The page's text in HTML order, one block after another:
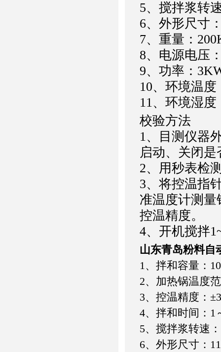
5、搅拌浆转
6、外形尺寸
7、重量：
8、电源电压
9、功率：
10、环境温
11、环境湿度
校验方法
1、目测仪器
启动、关闭是
2、用秒表检
3、将控温指
准温度计测
控温精度。
4、开机搅拌
山东青岛粉料自
1、拌和容量：
2、加热锅温度
3、控温精度：
4、拌和时间：1
5、搅拌浆转速
6、外形尺寸：